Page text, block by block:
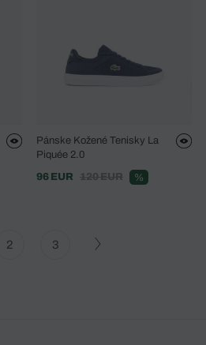
Pánske Kožené Tenisky La
Piquée 2.0
96 EUR
120 EUR %
2 3